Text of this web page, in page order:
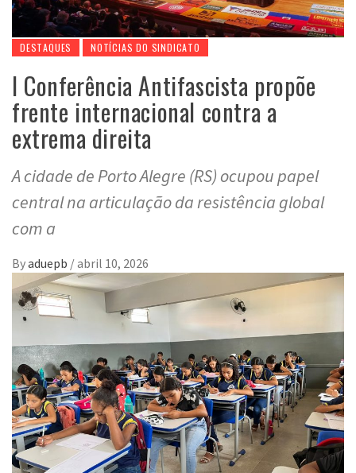
DESTAQUES NOTÍCIAS DO SINDICATO
I Conferência Antifascista propõe
frente internacional contra a
extrema direita
A cidade de Porto Alegre (RS) ocupou papel
central na articulação da resistência global
com a
Byaduepb /abril 10, 2026